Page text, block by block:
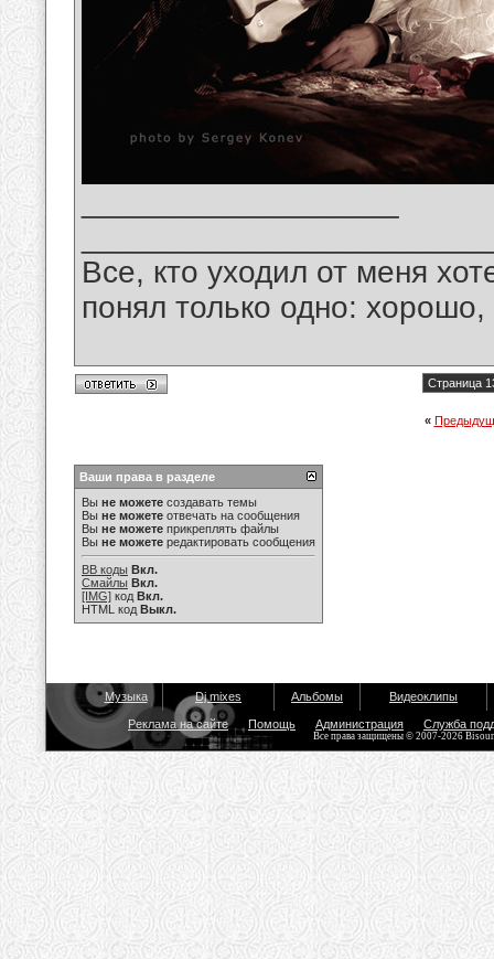
Все, кто уходил от меня
понял только одно:
Страница
«
Ваши права в разделе
Вы не можете создавать темы
Вы не можете отвечать на сообщения
Вы не можете прикреплять файлы
Вы не можете редактировать сообщения
BB коды Вкл.
Смайлы Вкл.
[IMG] код Вкл.
HTML код Выкл.
Музыка Dj mixes Альбомы Видеоклипы
Реклама на сайте Помощь Администрация Служба
Все права защищены © 2007-2026